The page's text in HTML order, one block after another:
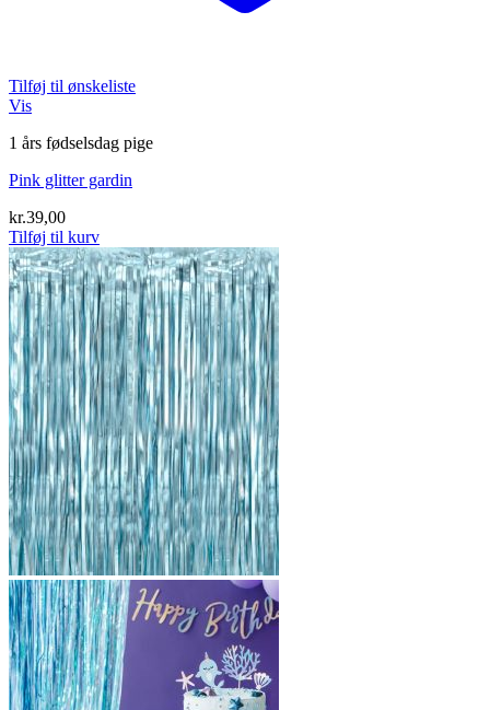
Tilføj til ønskeliste
Vis
1 års fødselsdag pige
Pink glitter gardin
kr.39,00
Tilføj til kurv